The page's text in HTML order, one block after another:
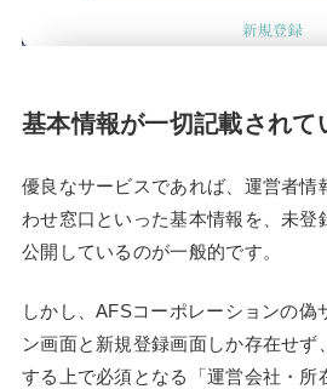
基本情報が一切記載されて
優良なサービスであれば、運営者情
わせ窓口といった基本情報を、未登
公開しているのが一般的です。
しかし、AFSコーポレーションの偽
ン画面と新規登録画面しか存在せず
する上で必須となる「運営会社・所